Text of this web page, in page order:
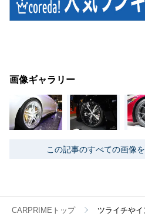
画像ギャラリー
この記事のすべての画像
CARPRIMEトップ ツライチや